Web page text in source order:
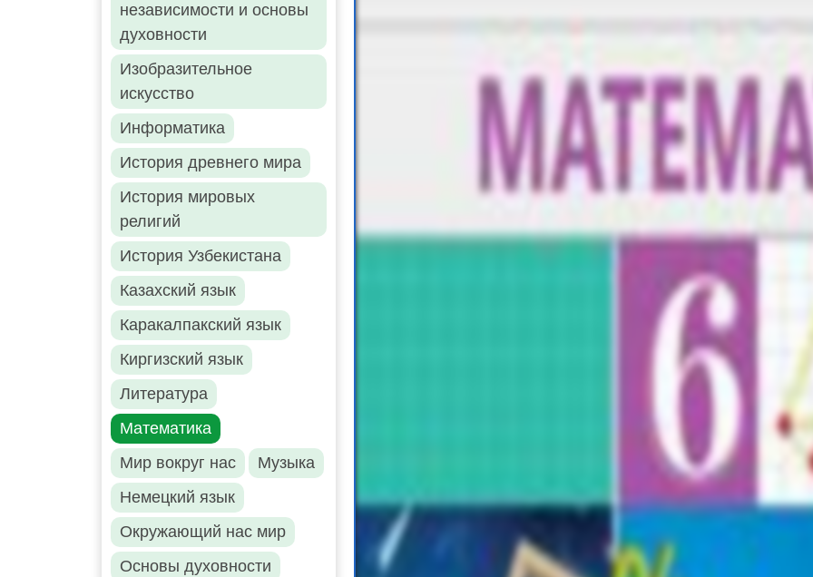
независимости и основы
духовности
Изобразительное
искусство
Информатика
История древнего мира
История мировых
религий
История Узбекистана
Казахский язык
Каракалпакский язык
Киргизский язык
Литература
Математика
Мир вокруг нас
Музыка
Немецкий язык
Окружающий нас мир
Основы духовности